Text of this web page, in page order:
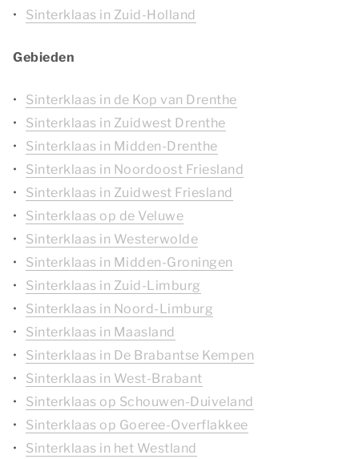
Sinterklaas in Zuid-Holland
Gebieden
Sinterklaas in de Kop van Drenthe
Sinterklaas in Zuidwest Drenthe
Sinterklaas in Midden-Drenthe
Sinterklaas in Noordoost Friesland
Sinterklaas in Zuidwest Friesland
Sinterklaas op de Veluwe
Sinterklaas in Westerwolde
Sinterklaas in Midden-Groningen
Sinterklaas in Zuid-Limburg
Sinterklaas in Noord-Limburg
Sinterklaas in Maasland
Sinterklaas in De Brabantse Kempen
Sinterklaas in West-Brabant
Sinterklaas op Schouwen-Duiveland
Sinterklaas op Goeree-Overflakkee
Sinterklaas in het Westland